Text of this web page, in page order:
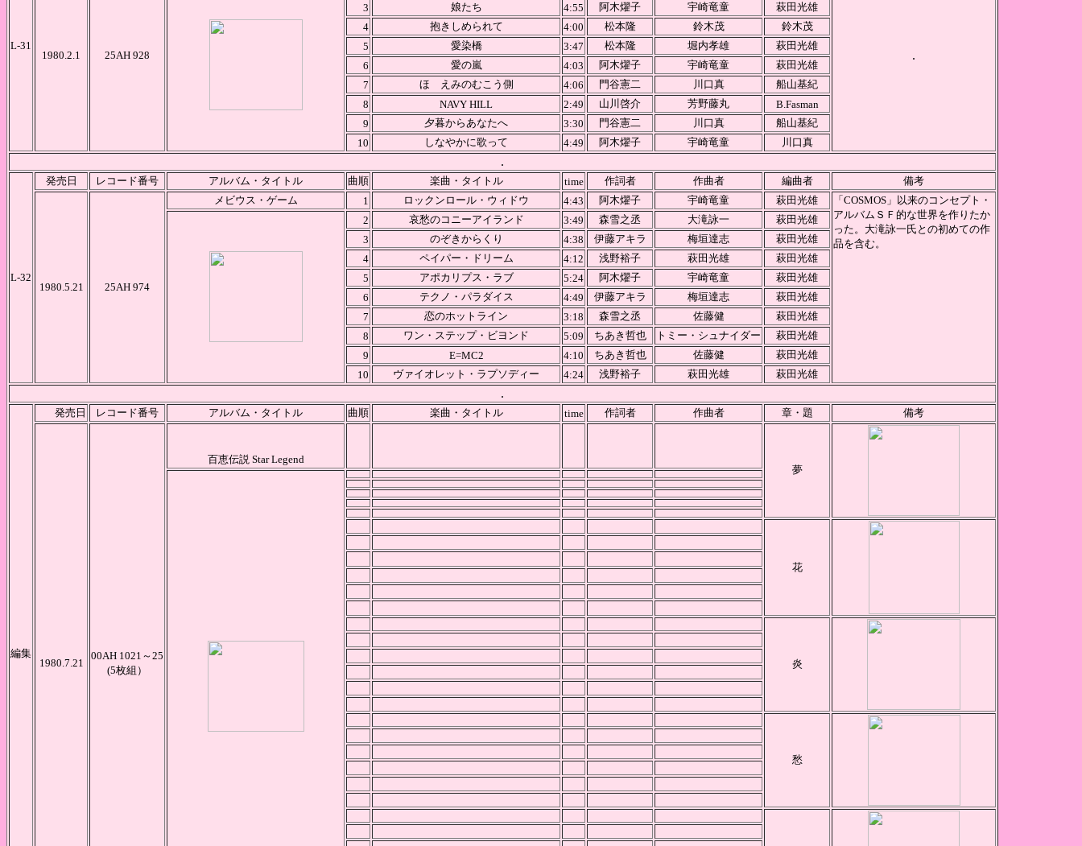
L-31
1980.2.1 25AH 928 .
3
娘たち 4:55 阿木燿子 宇崎竜童
萩田光雄
4
抱きしめられて 4:00 松本隆 鈴木茂
鈴木茂
5
愛染橋 3:47 松本隆 堀内孝雄
萩田光雄
6
愛の嵐 4:03 阿木燿子 宇崎竜童
萩田光雄
7
ほゝえみのむこう側 4:06 門谷憲二 川口真
船山基紀
8
NAVY HILL 2:49 山川啓介 芳野藤丸
B.Fasman
9
夕暮からあなたへ 3:30 門谷憲二 川口真
船山基紀
10
しなやかに歌って 4:49 阿木燿子 宇崎竜童 川口真
.
L-32
発売日 レコード番号 アルバム・タイトル 曲順 楽曲・タイトル time 作詞者 作曲者 編曲者 備考
1980.5.21 25AH 974
メビウス・ゲーム 1 ロックンロール・ウィドウ 4:43 阿木燿子 宇崎竜童 萩田光雄
「COSMOS」以来のコンセプト・
アルバムＳＦ的な世界を作りたか
った。大滝詠一氏との初めての作
品を含む。
2 哀愁のコニーアイランド 3:49 森雪之丞 大滝詠一
萩田光雄
3
のぞきからくり 4:38 伊藤アキラ 梅垣達志
萩田光雄
4
ペイパー・ドリーム 4:12 浅野裕子 萩田光雄
萩田光雄
5
アポカリプス・ラブ 5:24 阿木燿子 宇崎竜童
萩田光雄
6
テクノ・パラダイス 4:49 伊藤アキラ 梅垣達志
萩田光雄
7
恋のホットライン 3:18 森雪之丞 佐藤健
萩田光雄
8
ワン・ステップ・ビヨンド 5:09 ちあき哲也 トミー・シュナイダー
萩田光雄
9
E=MC2 4:10 ちあき哲也 佐藤健
萩田光雄
10
ヴァイオレット・ラプソディー 4:24 浅野裕子 萩田光雄 萩田光雄
.
編集
発売日 レコード番号 アルバム・タイトル 曲順 楽曲・タイトル time 作詞者 作曲者 章・題 備考
1980.7.21
00AH 1021～25
(5枚組）
百恵伝説 Star Legend
夢
花
炎
愁